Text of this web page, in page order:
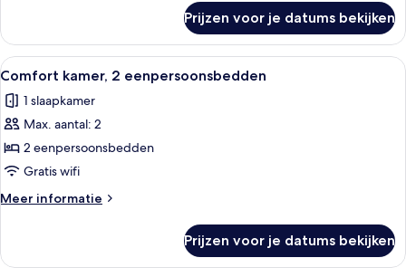
kamer,
tweepersoonsbed
Prijzen voor je datums bekijken
Alle
foto's
voor
Comfort
kamer,
2
eenpersoonsbedden
laden
Een hotelkamer met een bed,
9
Comfort kamer, 2 eenpersoonsbedden
1 slaapkamer
Max. aantal: 2
2 eenpersoonsbedden
Gratis wifi
Meer informatie
Meer
kamer,
Prijzen voor je datums bekijken